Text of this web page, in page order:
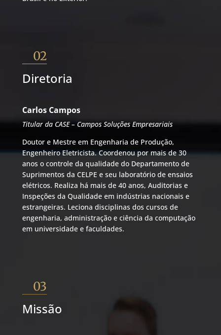
02
Diretoria
Carlos Campos
Titular da CASE – Campos Soluções Empresariais
Doutor e Mestre em Engenharia de Produção,
Engenheiro Eletricista. Coordenou por mais de 30
anos o controle da qualidade do Departamento de
Suprimentos da CELPE e seu laboratório de ensaios
elétricos. Realiza há mais de 40 anos, Auditorias e
Inspeções da Qualidade em indústrias nacionais e
estrangeiras. Leciona disciplinas dos cursos de
engenharia, administração e ciência da computação
em universidade e faculdades.
03
Missão